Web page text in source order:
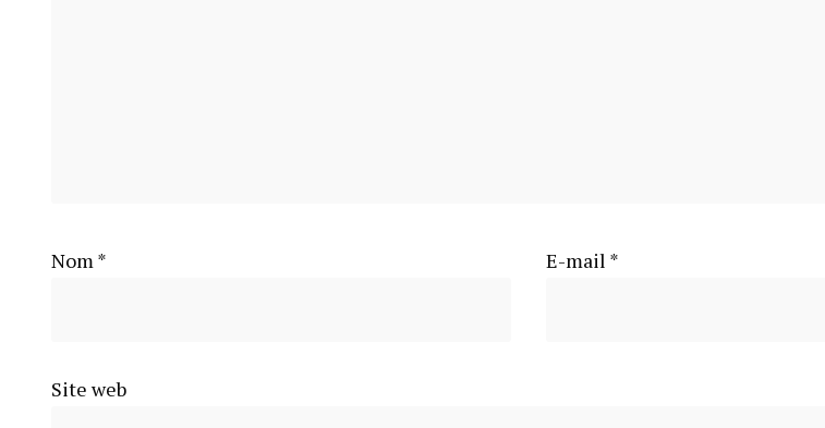
Nom* E-mail *
Site web